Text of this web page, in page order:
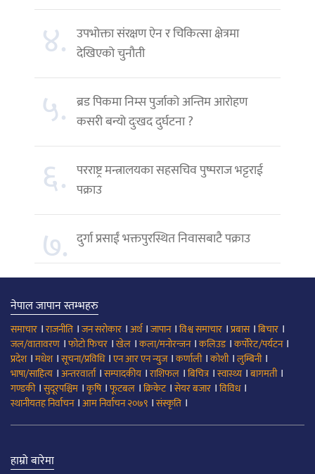
४. उपभोक्ता संरक्षण ऐन र चिकित्सा क्षेत्रमा
देखिएको चुनौती
५. ब्रड पिकमा निम्स पुर्जाको अन्तिम आरोहण
कसरी बन्यो दुःखद दुर्घटना ?
६. परराष्ट्र मन्त्रालयका सहसचिव पुष्पराज भट्टराई
पक्राउ
७. दुर्गा प्रसाईं भक्तपुरस्थित निवासबाटै पक्राउ
नेपाल जापान स्तम्भहरु
समाचार ।राजनीति ।जन सरोकार ।अर्थ।जापान।विश्व समाचार ।प्रबास।बिचार ।
जल/वातावरण ।फोटो फिचर ।खेल ।कला/मनोरन्जन।कलिउड।कर्पोरेट/पर्यटन।
प्रदेश।मधेश।सूचना/प्रविधि।एन आर एन न्युज।कर्णाली।कोशी।लुम्बिनी।
भाषा/साहित्य ।अन्तरवार्ता।सम्पादकीय ।राशिफल ।बिचित्र।स्वास्थ्य ।बागमती।
गण्डकी।सुदूरपश्चिम ।कृषि।फूटबल ।क्रिकेट।सेयर बजार ।विविध।
स्थानीयतह निर्वाचन।आम निर्वाचन २०७९ ।संस्कृति ।
हाम्रो बारेमा